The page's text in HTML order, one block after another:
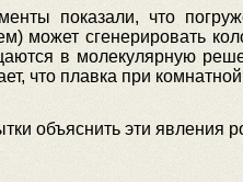
показали, что
может сгенерировать
в молекулярную
что плавка при
объяснить эти явления